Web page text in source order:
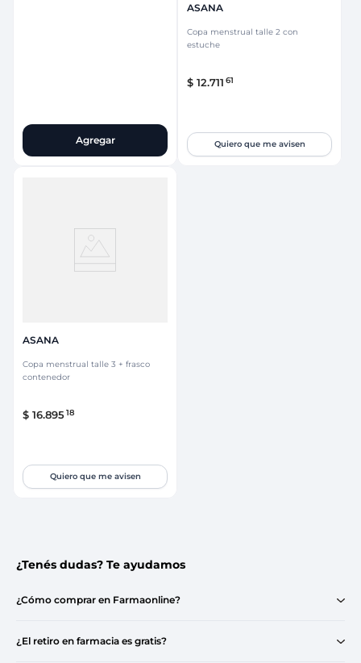
Agregar
ASANA
Copa menstrual talle 2 con
estuche
$ 12.711 61
Quiero que me avisen
ASANA
Copa menstrual talle 3 + frasco
contenedor
$ 16.89518
Quiero que me avisen
¿Tenés dudas? Te ayudamos
¿Cómo comprar en Farmaonline?
¿El retiro en farmacia es gratis?